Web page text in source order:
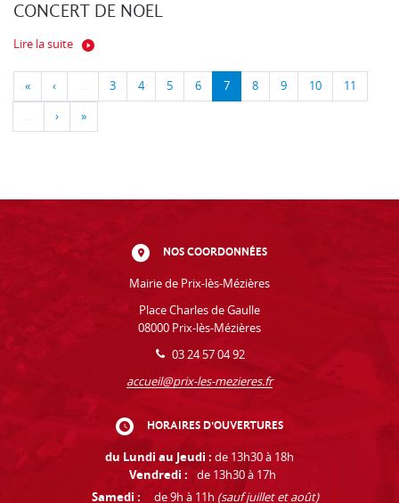
CONCERT DE NOEL
Lire la suite
« ‹ … 3 4 5 6 7 8 9 10 11
… › »
NOS COORDONNÉES
Mairie de Prix-lès-Mézières
Place Charles de Gaulle
08000 Prix-lès-Mézières
03 24 57 04 92
accueil@prix-les-mezieres.fr
HORAIRES D'OUVERTURES
du Lundi au Jeudi : de 13h30 à 18h
Vendredi :
de 13h30 à 17h
Samedi :
de 9h à 11h (sauf juillet et août)